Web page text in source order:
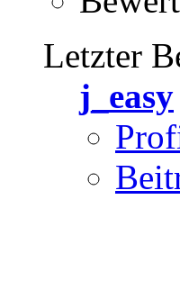
Letzter
j_easy